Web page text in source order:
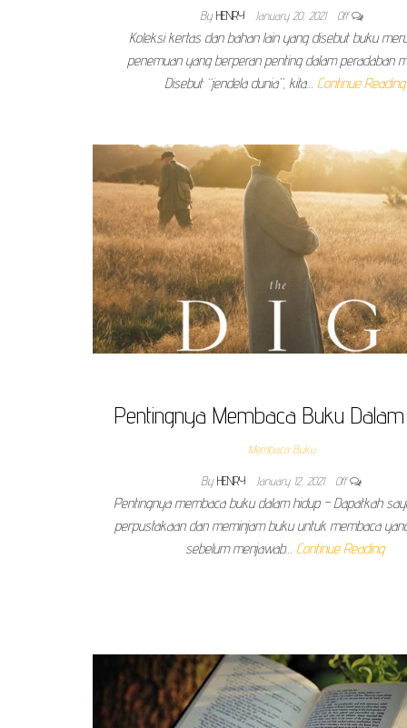
By HENRY January 20, 2021 Off
Koleksi kertas dan bahan lain yang disebut buku
penemuan yang berperan penting dalam peradaban
Disebut “jendela dunia”, kita… Continue Reading
Pentingnya Membaca Buku
Membaca Buku
By HENRY January 12, 2021 Off
Pentingnya membaca buku dalam hidup – Dapatkah
perpustakaan dan meminjam buku untuk membaca
sebelum menjawab… Continue Reading